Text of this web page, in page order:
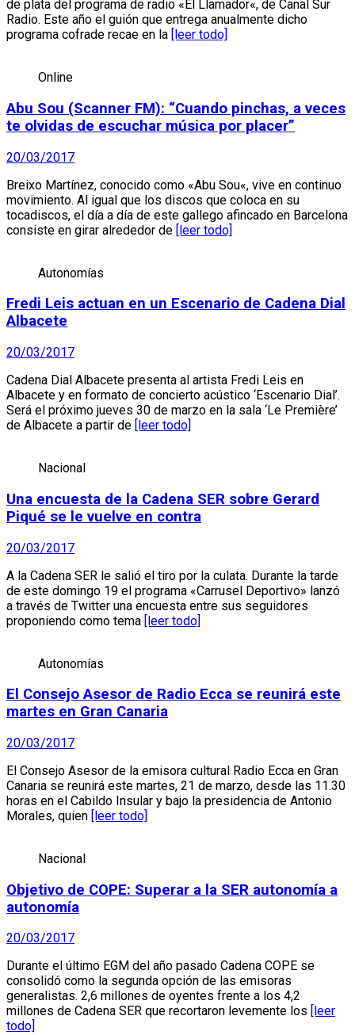
de plata del programa de radio «El Llamador«, de Canal Sur
Radio. Este año el guión que entrega anualmente dicho
programa cofrade recae en la
[leer todo]
Online
Abu Sou (Scanner FM): “Cuando pinchas, a veces
te olvidas de escuchar música por placer”
20/03/2017
Breixo Martínez, conocido como «Abu Sou«, vive en continuo
movimiento. Al igual que los discos que coloca en su
tocadiscos, el día a día de este gallego afincado en Barcelona
consiste en girar alrededor de [leer todo]
Autonomías
Fredi Leis actuan en un Escenario de Cadena Dial
Albacete
20/03/2017
Cadena Dial Albacete presenta al artista Fredi Leis en
Albacete y en formato de concierto acústico ‘Escenario Dial’.
Será el próximo jueves 30 de marzo en la sala ‘Le Première’
de Albacete a partir de [leer todo]
Nacional
Una encuesta de la Cadena SER sobre Gerard
Piqué se le vuelve en contra
20/03/2017
A la Cadena SER le salió el tiro por la culata. Durante la tarde
de este domingo 19 el programa «Carrusel Deportivo» lanzó
a través de Twitter una encuesta entre sus seguidores
proponiendo como tema [leer todo]
Autonomías
El Consejo Asesor de Radio Ecca se reunirá este
martes en Gran Canaria
20/03/2017
El Consejo Asesor de la emisora cultural Radio Ecca en Gran
Canaria se reunirá este martes, 21 de marzo, desde las 11.30
horas en el Cabildo Insular y bajo la presidencia de Antonio
Morales, quien [leer todo]
Nacional
Objetivo de COPE: Superar a la SER autonomía a
autonomía
20/03/2017
Durante el último EGM del año pasado Cadena COPE se
consolidó como la segunda opción de las emisoras
generalistas. 2,6 millones de oyentes frente a los 4,2
millones de Cadena SER que recortaron levemente los
[leer
todo]